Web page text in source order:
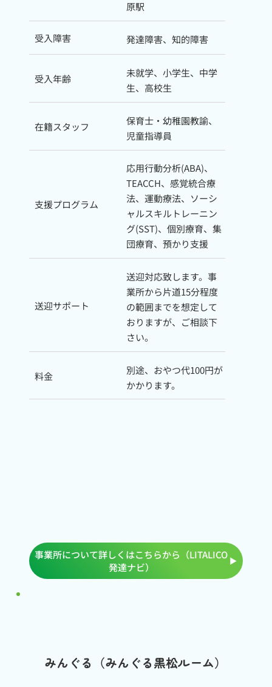
原駅
受入障害 発達障害、知的障害
受入年齢
未就学、小学生、中学
生、高校生
在籍スタッフ
保育士・幼稚園教諭、
児童指導員
支援プログラム
応用行動分析(ABA)、
TEACCH、感覚統合療
法、運動療法、ソーシ
ャルスキルトレーニン
グ(SST)、個別療育、集
団療育、預かり支援
送迎サポート
送迎対応致します。事
業所から片道15分程度
の範囲までを想定して
おりますが、ご相談下
さい。
料金
別途、おやつ代100円が
かかります。
事業所について詳しくはこちらから（LITALICO
発達ナビ）
みんぐる（みんぐる黒松ルーム）